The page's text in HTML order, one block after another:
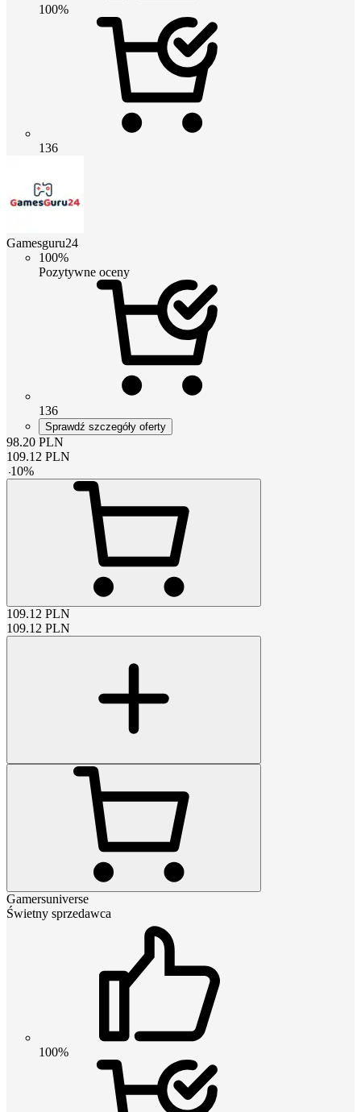
100%
136
Gamesguru24
100%
Pozytywne oceny
136
Sprawdź szczegóły oferty
98.20 PLN
109.12 PLN
-10%
109.12 PLN
109.12 PLN
Gamersuniverse
Świetny sprzedawca
100%